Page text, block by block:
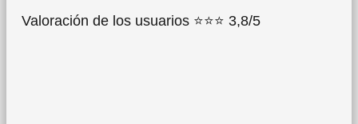
Valoración de los usuarios ⭐⭐⭐ 3,8/5